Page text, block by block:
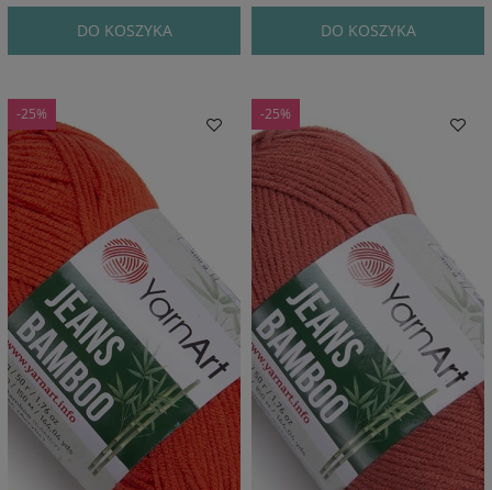
DO KOSZYKA DO KOSZYKA
-25% -25%